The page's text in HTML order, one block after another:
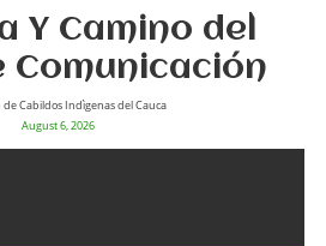
Y Camino del
Comunicación
de Cabildos Indìgenas del Cauca
August 6, 2026